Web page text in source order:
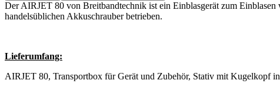
Der AIRJET 80 von Breitbandtechnik ist ein Einblasgerät zum
handelsüblichen Akkuschrauber betrieben.
Lieferumfang:
AIRJET 80, Transportbox für Gerät und Zubehör, Stativ mit Kugelkopf